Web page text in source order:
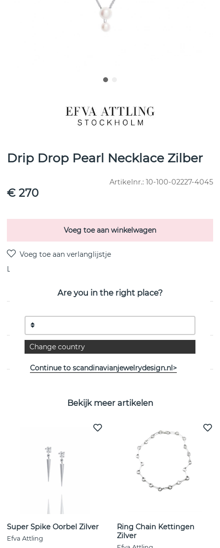
Drip Drop Pearl Necklace Zilber
Artikelnr.: 10-100-02227-4045
€ 270
Voeg toe aan winkelwagen
Levering:
PRODUCTOMSCHRIJVING
EIGENSCHAPPEN
Bekijk meer artikelen
Super Spike Oorbel Zilver
Efva Attling
Ring Chain Kettingen
Zilver
Are you in the right place?
Change country
Continue to scandinavianjewelrydesign.nl>